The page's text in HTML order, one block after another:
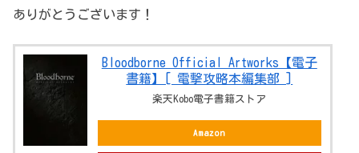
ありがとうございます！
Bloodborne Official Artworks【電子
書籍】[ 電撃攻略本編集部 ]
楽天Kobo電子書籍ストア
Amazon